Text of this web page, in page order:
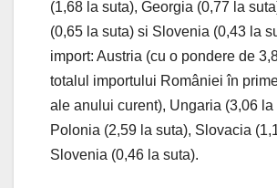
(1,68 la suta), Georgia (0,77 la
(0,65 la suta) si Slovenia (0,43 la
import: Austria (cu o pondere de
totalul importului României în
ale anului curent), Ungaria (3,06 la
Polonia (2,59 la suta), Slovacia
Slovenia (0,46 la suta).